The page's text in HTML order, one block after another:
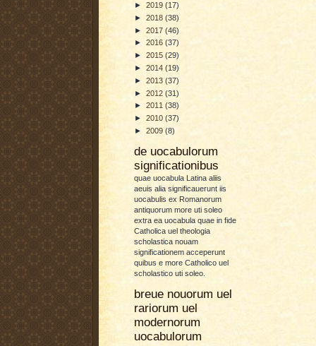
► 2019 (17)
► 2018 (38)
► 2017 (46)
► 2016 (37)
► 2015 (29)
► 2014 (19)
► 2013 (37)
► 2012 (31)
► 2011 (38)
► 2010 (37)
► 2009 (8)
de uocabulorum
significationibus
quae uocabula Latina aliis
aeuis alia significauerunt iis
uocabulis ex Romanorum
antiquorum more uti soleo
extra ea uocabula quae in fide
Catholica uel theologia
scholastica nouam
significationem acceperunt
quibus e more Catholico uel
scholastico uti soleo.
breue nouorum uel
rariorum uel
modernorum
uocabulorum